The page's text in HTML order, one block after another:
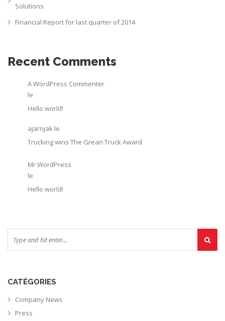
Solutions
Financial Report for last quarter of 2014
Recent Comments
A WordPress Commenter
le
Hello world!
ajarnjak le
Trucking wins The Grean Truck Award
Mr WordPress
le
Hello world!
CATÉGORIES
Company News
Press